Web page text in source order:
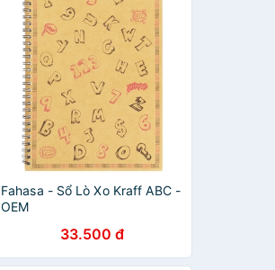
Fahasa - Sổ Lò Xo Kraff ABC -
OEM
33.500 đ